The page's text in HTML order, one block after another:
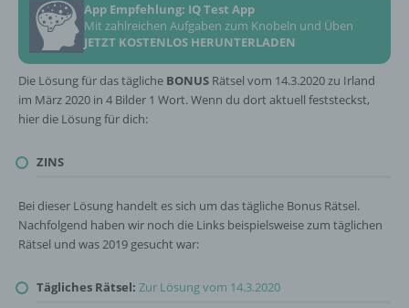
App Empfehlung: IQ Test App
Mit zahlreichen Aufgaben zum Knobeln und Üben
JETZT KOSTENLOS HERUNTERLADEN
Die Lösung für das tägliche BONUS Rätsel vom 14.3.2020 zu Irland
im März 2020 in 4 Bilder 1 Wort. Wenn du dort aktuell feststeckst,
hier die Lösung für dich:
ZINS
Bei dieser Lösung handelt es sich um das tägliche Bonus Rätsel.
Nachfolgend haben wir noch die Links beispielsweise zum täglichen
Rätsel und was 2019 gesucht war:
Tägliches Rätsel: Zur Lösung vom 14.3.2020